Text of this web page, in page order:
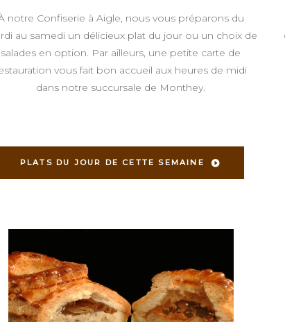
notre Confiserie à Aigle, nous vous préparons du
au samedi un délicieux plat du jour ou un choix de
salades en option. Par ailleurs, une petite carte de
vous fait bon accueil aux heures de midi
dans notre succursale de Monthey.
PLATS DU JOUR DE CETTE SEMAINE